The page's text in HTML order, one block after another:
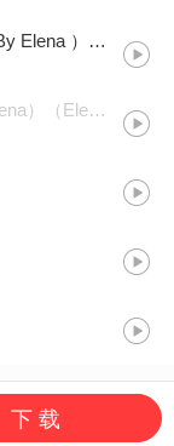
counter・attack-m’aenkaind（Recover By Elena ）（翻自 澤野弘之）
Alan Walker-End Of Time（Remix By Elena）（Elena-艾琳娜 remix）
下 载